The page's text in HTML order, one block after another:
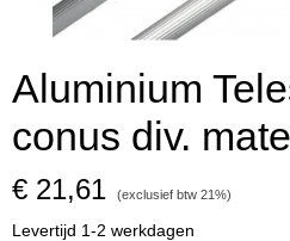
Aluminium
conus div.
€ 21,61 (exclusief btw 21%)
Levertijd 1-2 werkdagen